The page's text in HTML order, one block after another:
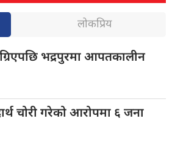
लोकप्रिय
भद्रपुरमा आपतकालीन
चोरी गरेको आरोपमा ६ जना